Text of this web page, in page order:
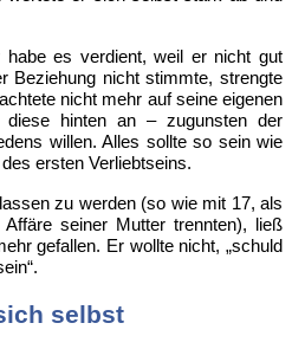
es verdient, weil er nicht gut
Beziehung nicht stimmte, strengte
nicht mehr auf seine eigenen
diese hinten an – zugunsten der
willen. Alles sollte so sein wie
ersten Verliebtseins.
zu werden (so wie mit 17, als
seiner Mutter trennten), ließ
gefallen. Er wollte nicht, „schuld
selbst